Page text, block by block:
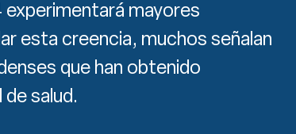
experimentará mayores
esta creencia, muchos señalan
que han obtenido
salud.